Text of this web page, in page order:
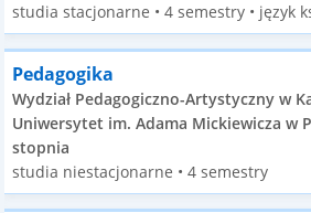
studia stacjonarne • 4 semestry • język
Pedagogika
Wydział Pedagogiczno-Artystyczny w
Uniwersytet im. Adama Mickiewicza w
stopnia
studia niestacjonarne • 4 semestry